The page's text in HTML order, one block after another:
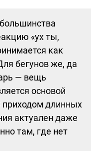
«‎ух ты,
как
бегунов же, да
— вещь
основой
приходом длинных
актуален даже
там, где нет